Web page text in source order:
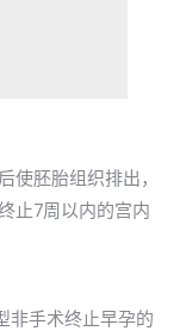
使胚胎组织排出，
止7周以内的宫内
非手术终止早孕的